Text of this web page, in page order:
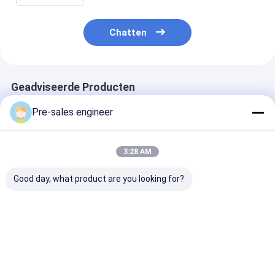
Chatten
Geadviseerde Producten
Pre-sales engineer
3:28 AM
Good day, what product are you looking for?